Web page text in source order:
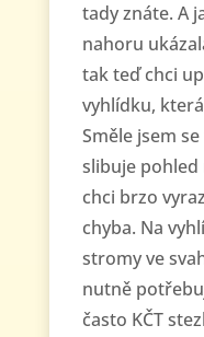
tady znáte. A
nahoru
tak teď chci
vyhlídku,
Směle jsem
slibuje pohled
chci brzo
chyba. Na
stromy ve
nutně
často KČT